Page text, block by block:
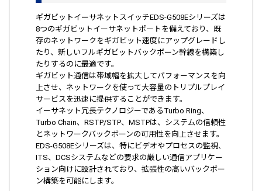
ギガビットイーサネットスイッチEDS-G508Eシリーズは
8つのギガビットイーサネットポートを備えており、既
存のネットワークをギガビット速度にアップグレードし
たり、新しいフルギガビットバックボーン幹線を構築し
たりするのに最適です。
ギガビット通信は帯域幅を拡大してパフォーマンスを向
上させ、ネットワークを使って大容量のトリプルプレイ
サービスを迅速に提供することができます。
イーサネット冗長テクノロジーであるTurbo Ring、
Turbo Chain、RSTP/STP、MSTPは、システムの信頼性
とネットワークバックボーンの可用性を向上させます。
EDS-G508Eシリーズは、特にビデオやプロセスの監視、
ITS、DCSシステムなどの要求の厳しい通信アプリケー
ション向けに設計されており、拡張性の高いバックボー
ン構築を可能にします。